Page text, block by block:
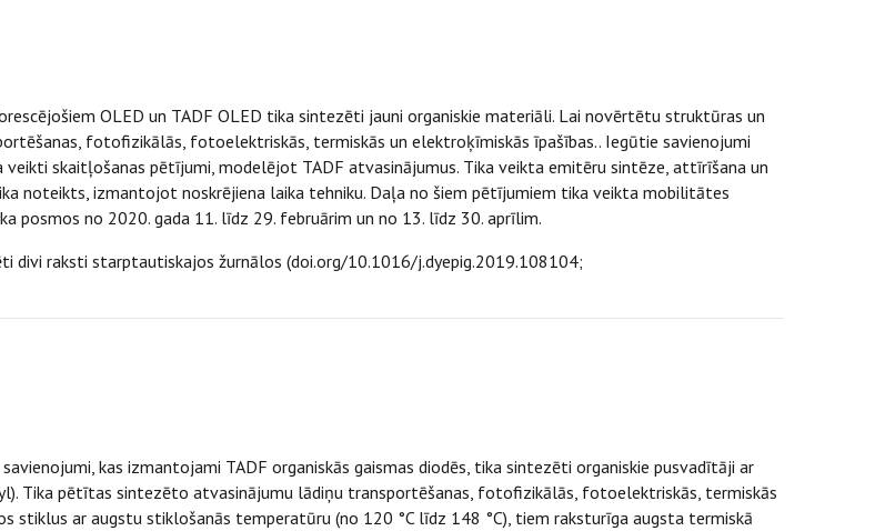
OLED un TADF OLED tika sintezēti jauni organiskie materiāli. Lai novērtētu struktūras un
fotofizikālās, fotoelektriskās, termiskās un elektroķīmiskās īpašības.. Iegūtie savienojumi
skaitļošanas pētījumi, modelējot TADF atvasinājumus. Tika veikta emitēru sintēze, attīrīšana un
noteikts, izmantojot noskrējiena laika tehniku. Daļa no šiem pētījumiem tika veikta mobilitātes
no 2020. gada 11. līdz 29. februārim un no 13. līdz 30. aprīlim.
raksti starptautiskajos žurnālos (doi.org/10.1016/j.dyepig.2019.108104;
kas izmantojami TADF organiskās gaismas diodēs, tika sintezēti organiskie pusvadītāji ar
Tika pētītas sintezēto atvasinājumu lādiņu transportēšanas, fotofizikālās, fotoelektriskās, termiskās
stiklus ar augstu stiklošanās temperatūru (no 120 °C līdz 148 °C), tiem raksturīga augsta termiskā